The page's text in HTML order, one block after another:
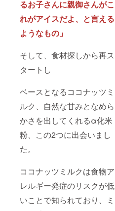
るお子さんに親御さんがこ
れがアイスだよ、と言える
ようなもの」
そして、食材探しから再ス
タートし
ベースとなるココナッツミ
ルク、自然な甘みとなめら
かさを出してくれるα化米
粉、この2つに出会いまし
た。
ココナッツミルクは食物ア
レルギー発症のリスクが低
いことで知られており、ミ